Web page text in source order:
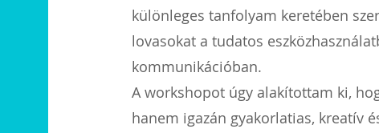
különleges tanfolyam keretében
lovasokat a tudatos
kommunikációban.
A workshopot úgy alakítottam ki,
hanem igazán gyakorlatias, kreatív